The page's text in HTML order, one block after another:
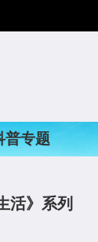
普专题
活》系列